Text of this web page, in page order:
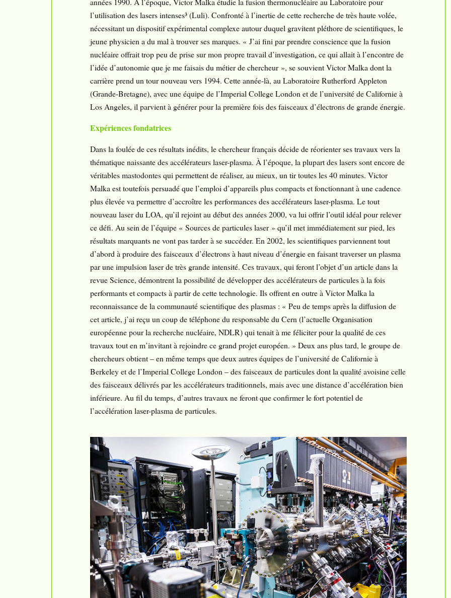
l’utilisation des lasers intenses³ (Luli). Confronté à l’inertie de cette recherche de très haute volée,
nécessitant un dispositif expérimental complexe autour duquel gravitent pléthore de scientifiques, le
jeune physicien a du mal à trouver ses marques. « J’ai fini par prendre conscience que la fusion
nucléaire offrait trop peu de prise sur mon propre travail d’investigation, ce qui allait à l’encontre de
l’idée d’autonomie que je me faisais du métier de chercheur », se souvient Victor Malka dont la
carrière prend un tour nouveau vers 1994. Cette année-là, au Laboratoire Rutherford Appleton
(Grande-Bretagne), avec une équipe de l’Imperial College London et de l’université de Californie à
Los Angeles, il parvient à générer pour la première fois des faisceaux d’électrons de grande énergie.
Expériences fondatrices
Dans la foulée de ces résultats inédits, le chercheur français décide de réorienter ses travaux vers la
thématique naissante des accélérateurs laser-plasma. À l’époque, la plupart des lasers sont encore de
véritables mastodontes qui permettent de réaliser, au mieux, un tir toutes les 40 minutes. Victor
Malka est toutefois persuadé que l’emploi d’appareils plus compacts et fonctionnant à une cadence
plus élevée va permettre d’accroître les performances des accélérateurs laser-plasma. Le tout
nouveau laser du LOA, qu’il rejoint au début des années 2000, va lui offrir l’outil idéal pour relever
ce défi. Au sein de l’équipe « Sources de particules laser » qu’il met immédiatement sur pied, les
résultats marquants ne vont pas tarder à se succéder. En 2002, les scientifiques parviennent tout
d’abord à produire des faisceaux d’électrons à haut niveau d’énergie en faisant traverser un plasma
par une impulsion laser de très grande intensité. Ces travaux, qui feront l’objet d’un article dans la
revue Science, démontrent la possibilité de développer des accélérateurs de particules à la fois
performants et compacts à partir de cette technologie. Ils offrent en outre à Victor Malka la
reconnaissance de la communauté scientifique des plasmas : « Peu de temps après la diffusion de
cet article, j’ai reçu un coup de téléphone du responsable du Cern (l’actuelle Organisation
européenne pour la recherche nucléaire, NDLR) qui tenait à me féliciter pour la qualité de ces
travaux tout en m’invitant à rejoindre ce grand projet européen. » Deux ans plus tard, le groupe de
chercheurs obtient – en même temps que deux autres équipes de l’université de Californie à
Berkeley et de l’Imperial College London – des faisceaux de particules dont la qualité avoisine celle
des faisceaux délivrés par les accélérateurs traditionnels, mais avec une distance d’accélération bien
inférieure. Au fil du temps, d’autres travaux ne feront que confirmer le fort potentiel de
l’accélération laser-plasma de particules.